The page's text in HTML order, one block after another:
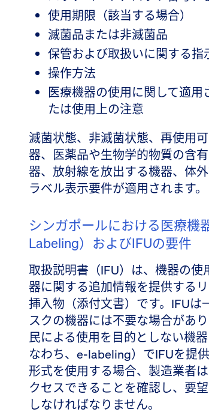
使用期限（該当する場合）
滅菌品または非滅菌品
保管および取扱いに関する指
操作方法
医療機器の使用に関して適
たは使用上の注意
滅菌状態、非滅菌状態、再使用
器、医薬品や生物学的物質の含
器、放射線を放出する機器、体
ラベル表示要件が適用されます。
シンガポールにおける医療機
Labeling）およびIFUの要件
取扱説明書（IFU）は、機器の
器に関する追加情報を提供する
挿入物（添付文書）です。IFUは
スクの機器には不要な場合があ
民による使用を目的としない機
なわち、e-labeling）でIFUを提
形式を使用する場合、製造業者
クセスできることを確認し、要
しなければなりません。